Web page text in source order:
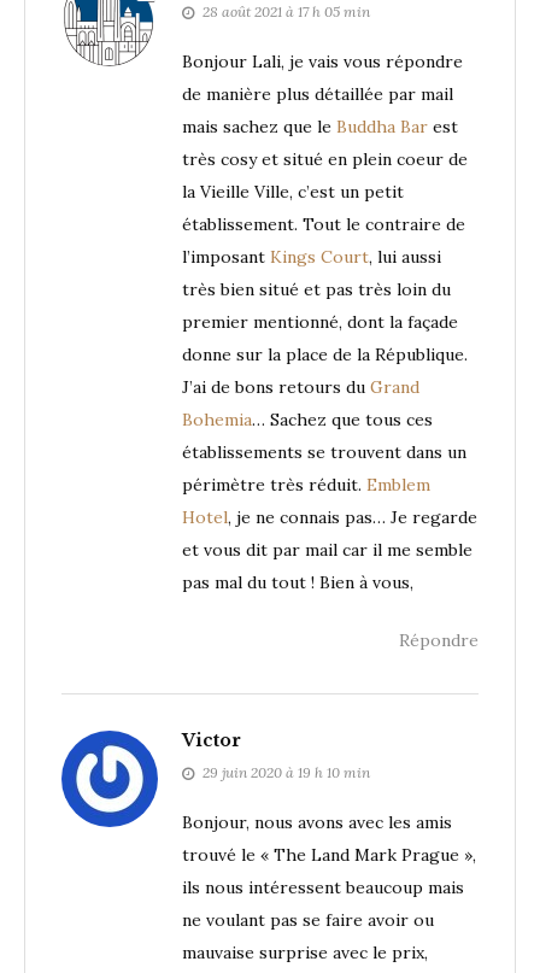
28 août 2021 à 17 h 05 min
Bonjour Lali, je vais vous répondre
de manière plus détaillée par mail
mais sachez que le Buddha Bar est
très cosy et situé en plein coeur de
la Vieille Ville, c’est un petit
établissement. Tout le contraire de
l’imposant Kings Court, lui aussi
très bien situé et pas très loin du
premier mentionné, dont la façade
donne sur la place de la République.
J’ai de bons retours du Grand
Bohemia… Sachez que tous ces
établissements se trouvent dans un
périmètre très réduit. Emblem
Hotel, je ne connais pas… Je regarde
et vous dit par mail car il me semble
pas mal du tout ! Bien à vous,
Répondre
Victor
29 juin 2020 à 19 h 10 min
Bonjour, nous avons avec les amis
trouvé le « The Land Mark Prague »,
ils nous intéressent beaucoup mais
ne voulant pas se faire avoir ou
mauvaise surprise avec le prix,